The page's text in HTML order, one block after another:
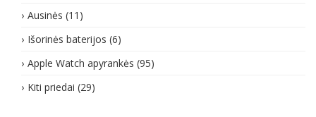
Ausinės (11)
Išorinės baterijos (6)
Apple Watch apyrankės (95)
Kiti priedai (29)